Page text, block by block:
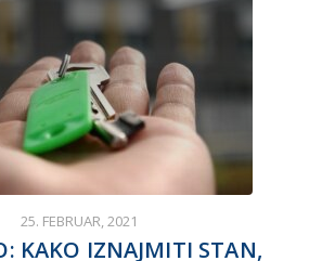
25. FEBRUAR, 2021
KAKO IZNAJMITI STAN,